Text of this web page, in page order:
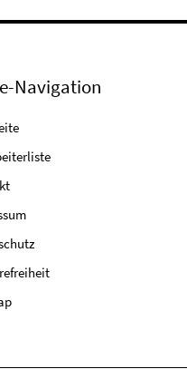
Navigation